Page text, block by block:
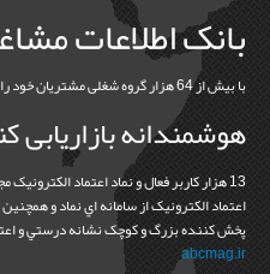
بانک اطلاعات
با بیش از 64 هزار گروه شغلی مشتریان خود را در سطح 31 استان و 368 شهرستان بیابید
هوشمندانه بازاریابی
13 هزار کاربر فعال و نماد اعتماد
پخش کننده بزرگ و کوچک نشانه درستي و
abcmag.ir